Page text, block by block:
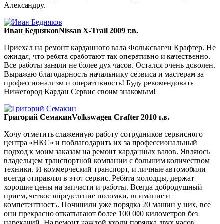
Александру.
Иван БедняковNissan X-Trail 2009 г.в.
Приехал на ремонт карданного вала Фольксваген Крафтер. Не
ожидал, что ребята сработают так оперативно и качественно.
Все работы заняли не более дух часов. Остался очень доволен.
Выражаю благодарность начальнику сервиса и мастерам за
профессионализм и оперативность! Буду рекомендовать
Нижегород Кардан Сервис своим знакомым!
Григорий СемакинVolkswagen Crafter 2010 г.в.
Хочу отметить слаженную работу сотрудников сервисного
центра «НКС» и поблагодарить их за профессиональный
подход к моим заказам на ремонт карданных валов. Являюсь
владельцем транспортной компании с большим количеством
техники. И коммерческий транспорт, и личные автомобили
всегда отправлял в этот сервис. Ребята молодцы, держат
хорошие цены на запчасти и работы. Всегда добродушный
прием, четкое определение поломки, внимание и
компетентность. Починили уже порядка 20 машин у них, все
они прекрасно откатывают более 100 000 километров без